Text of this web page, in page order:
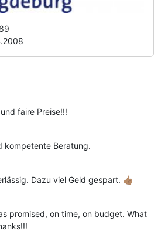
faire Preise!!!
kompetente Beratung.
Dazu viel Geld gespart. 👍🏽
promised, on time, on budget. What